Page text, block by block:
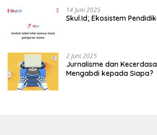
14 Juni 2025
Skul.Id; Ekosistem
2 Juni 2025
Jurnalisme dan
Mengabdi kepada Siapa?